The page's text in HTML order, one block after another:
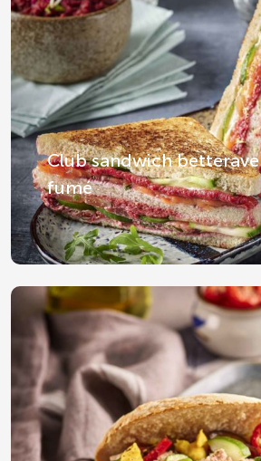
Club sandwich
fumé